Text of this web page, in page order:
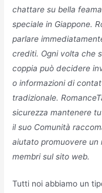
chattare su bella
speciale in Giappone.
parlare
crediti. Ogni volta che
coppia può decidere
o informazioni di
tradizionale.
sicurezza mantenere
il suo Comunità
aiutato promuovere un
membri sul sito web.
Tutti noi abbiamo un